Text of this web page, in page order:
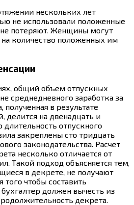
нескольких лет
не использовали положенные
потеряют. Женщины могут
количество положенных им
общий объем отпускных
среднедневного заработка за
в результате
делится на двенадцать и
отпускного
закреплены сто тридцать
законодательства. Расчет
несколько отличается от
Такой подход объясняется тем,
в декрете, не получают
того чтобы составить
должен вычесть из
декрета.